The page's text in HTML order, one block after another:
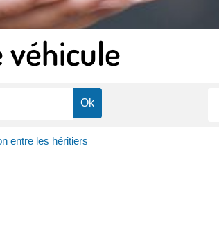
véhicule
entre les héritiers